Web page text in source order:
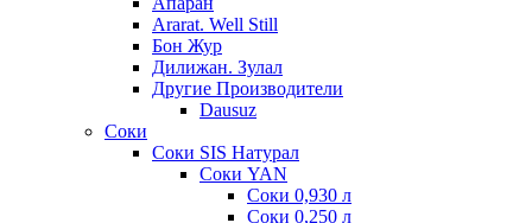
Ararat. Well Still
Бон Жур
Дилижан. Зулал
Другие Производители
Dausuz
Соки
Соки SIS Натурал
Соки YAN
Соки 0,930 л
Соки 0,250 л